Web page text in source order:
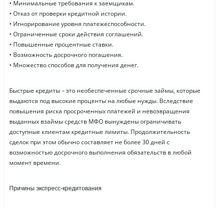
• Минимальные требования к заемщикам.
• Отказ от проверки кредитной истории.
• Игнорирование уровня платежеспособности.
• Ограниченные сроки действия соглашений.
• Повышенные процентные ставки.
• Возможность досрочного погашения.
• Множество способов для получения денег.
Быстрые кредиты – это необеспеченные срочные займы, которые
выдаются под высокие проценты на любые нужды. Вследствие
повышения риска просроченных платежей и невозвращения
выданных взаймы средств МФО вынуждены ограничивать
доступные клиентам кредитные лимиты. Продолжительность
сделок при этом обычно составляет не более 30 дней с
возможностью досрочного выполнения обязательств в любой
момент времени.
Причины экспресс-кредитования